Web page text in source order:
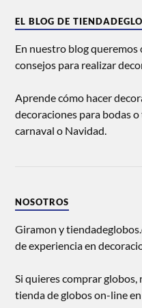
EL BLOG DE
En nuestro blog
consejos para realizar
Aprende cómo hacer
decoraciones para bodas
carnaval o Navidad.
NOSOTROS
Giramon y
de experiencia en
Si quieres comprar
tienda de globos on-line